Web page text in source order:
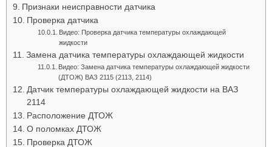
Признаки неисправности датчика
Проверка датчика
Видео: Проверка датчика температуры охлаждающей
жидкости
Замена датчика температуры охлаждающей жидкости
Видео: Замена датчика температуры охлаждающей жидкости
(ДТОЖ) ВАЗ 2115 (2113, 2114)
Датчик температуры охлаждающей жидкости на ВАЗ
2114
Расположение ДТОЖ
О поломках ДТОЖ
Проверка ДТОЖ